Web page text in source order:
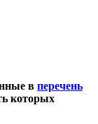
в перечень
которых